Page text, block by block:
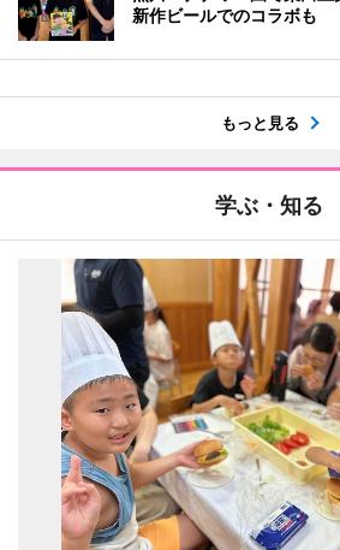
新作ビールでのコラボも
もっと見る
学ぶ・知る